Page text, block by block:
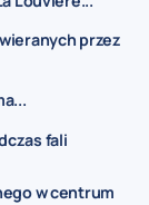
przez
fali
w centrum